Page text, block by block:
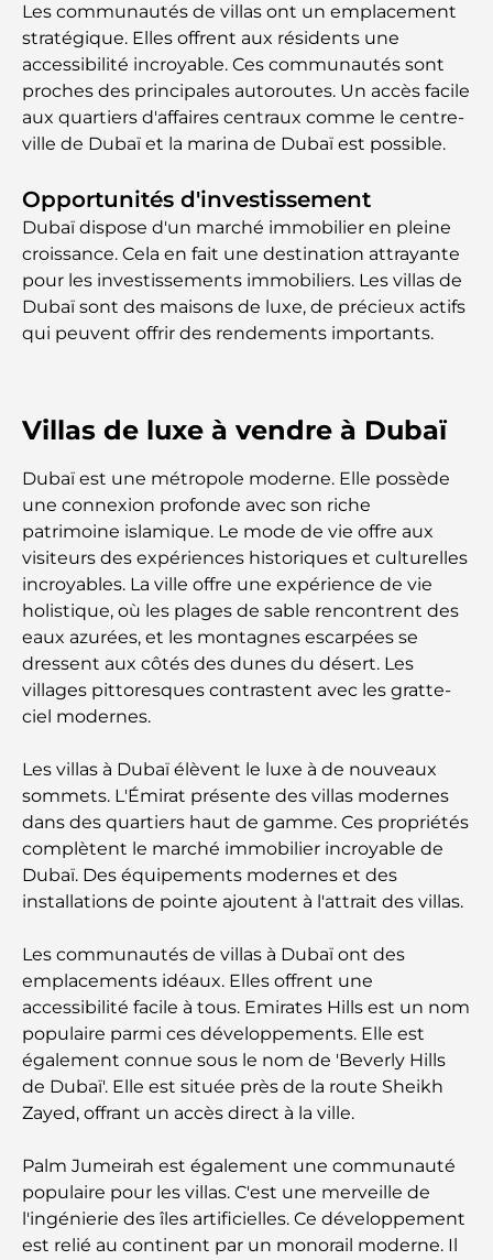
Les communautés de villas ont un emplacement
stratégique. Elles offrent aux résidents une
accessibilité incroyable. Ces communautés sont
proches des principales autoroutes. Un accès facile
aux quartiers d'affaires centraux comme le centre-
ville de Dubaï et la marina de Dubaï est possible.
Opportunités d'investissement
Dubaï dispose d'un marché immobilier en pleine
croissance. Cela en fait une destination attrayante
pour les investissements immobiliers. Les villas de
Dubaï sont des maisons de luxe, de précieux actifs
qui peuvent offrir des rendements importants.
Villas de luxe à vendre à Dubaï
Dubaï est une métropole moderne. Elle possède
une connexion profonde avec son riche
patrimoine islamique. Le mode de vie offre aux
visiteurs des expériences historiques et culturelles
incroyables. La ville offre une expérience de vie
holistique, où les plages de sable rencontrent des
eaux azurées, et les montagnes escarpées se
dressent aux côtés des dunes du désert. Les
villages pittoresques contrastent avec les gratte-
ciel modernes.
Les villas à Dubaï élèvent le luxe à de nouveaux
sommets. L'Émirat présente des villas modernes
dans des quartiers haut de gamme. Ces propriétés
complètent le marché immobilier incroyable de
Dubaï. Des équipements modernes et des
installations de pointe ajoutent à l'attrait des villas.
Les communautés de villas à Dubaï ont des
emplacements idéaux. Elles offrent une
accessibilité facile à tous. Emirates Hills est un nom
populaire parmi ces développements. Elle est
également connue sous le nom de 'Beverly Hills
de Dubaï'. Elle est située près de la route Sheikh
Zayed, offrant un accès direct à la ville.
Palm Jumeirah est également une communauté
populaire pour les villas. C'est une merveille de
l'ingénierie des îles artificielles. Ce développement
est relié au continent par un monorail moderne. Il